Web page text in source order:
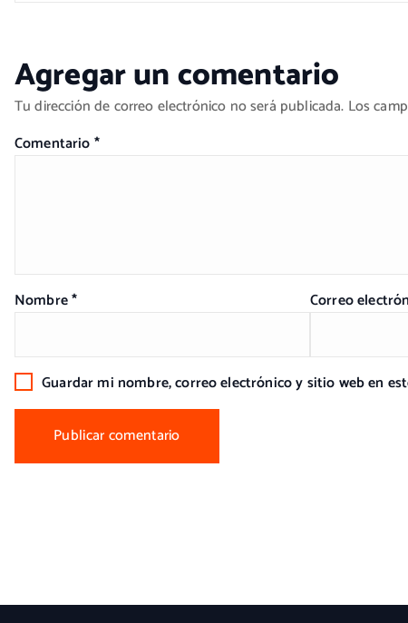
Agregar un comentario
Tu dirección de correo electrónico no será publicada. Los
Comentario*
Nombre* Correo
Guardar mi nombre, correo electrónico y sitio web en